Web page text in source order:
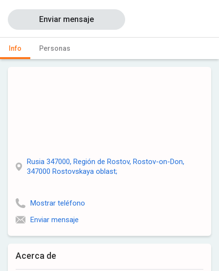
Info Personas
Enviar mensaje
Acerca de
Rusia 347000, Región de Rostov, Rostov-on-Don,
347000 Rostovskaya oblast;
Mostrar teléfono
Enviar mensaje